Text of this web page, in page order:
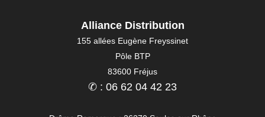
Alliance Distribution
155 allées Eugène Freyssinet
Pôle BTP
83600 Fréjus
✆ : 06 62 04 42 23